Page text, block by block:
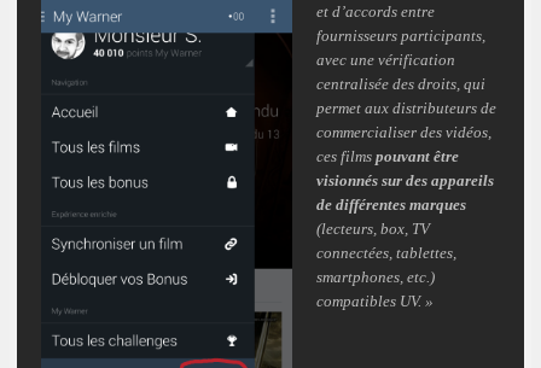
et d’accords entre
fournisseurs participants,
avec une vérification
centralisée des droits, qui
permet aux distributeurs de
commercialiser des vidéos,
ces films pouvant être
visionnés sur des appareils
de différentes marques
(lecteurs, box, TV
connectées, tablettes,
smartphones, etc.)
compatibles UV. »